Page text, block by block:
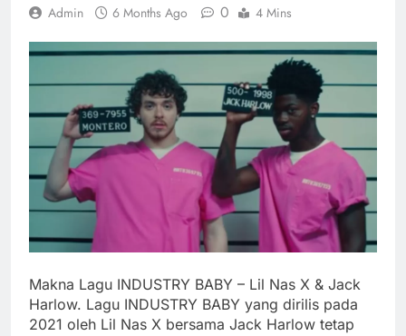
Admin 6 Months Ago 0 4 Mins
Makna Lagu INDUSTRY BABY – Lil Nas X & Jack
Harlow. Lagu INDUSTRY BABY yang dirilis pada
2021 oleh Lil Nas X bersama Jack Harlow tetap